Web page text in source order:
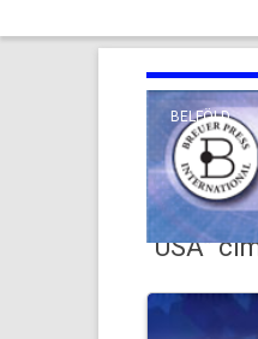
BELFÖLD
“USA”